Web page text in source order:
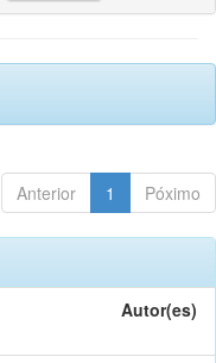
Anterior 1 Póximo
Autor(es)